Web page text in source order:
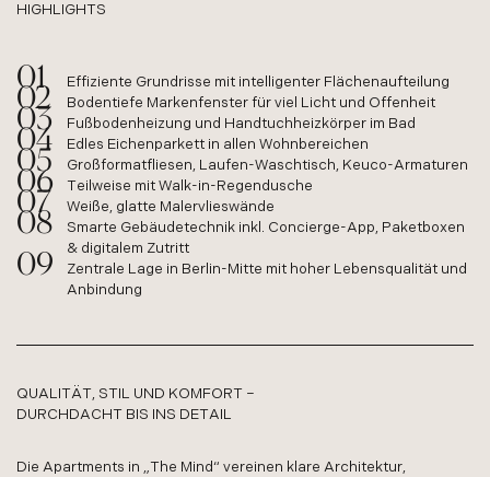
HIGHLIGHTS
Effiziente Grundrisse mit intelligenter Flächenaufteilung
Bodentiefe Markenfenster für viel Licht und Offenheit
Fußbodenheizung und Handtuchheizkörper im Bad
Edles Eichenparkett in allen Wohnbereichen
Großformatfliesen, Laufen-Waschtisch, Keuco-Armaturen
Teilweise mit Walk-in-Regendusche
Weiße, glatte Malervlieswände
Smarte Gebäudetechnik inkl. Concierge-App, Paketboxen
& digitalem Zutritt
Zentrale Lage in Berlin-Mitte mit hoher Lebensqualität und
Anbindung
QUALITÄT, STIL UND KOMFORT –
DURCHDACHT BIS INS DETAIL
Die Apartments in „The Mind“ vereinen klare Architektur,